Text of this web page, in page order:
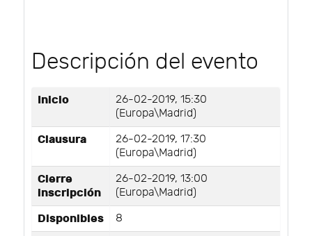
Descripción del evento
Inicio
26-02-2019, 15:30
(Europa\Madrid)
Clausura
26-02-2019, 17:30
(Europa\Madrid)
Cierre
inscripción
26-02-2019, 13:00
(Europa\Madrid)
Disponibles 8